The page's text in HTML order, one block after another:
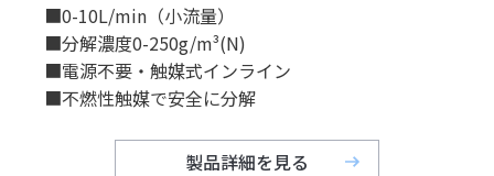
■0-10L/min（小流量）
■分解濃度0-250g/m³(N)
■電源不要・触媒式インライン
■不燃性触媒で安全に分解
製品詳細を見る